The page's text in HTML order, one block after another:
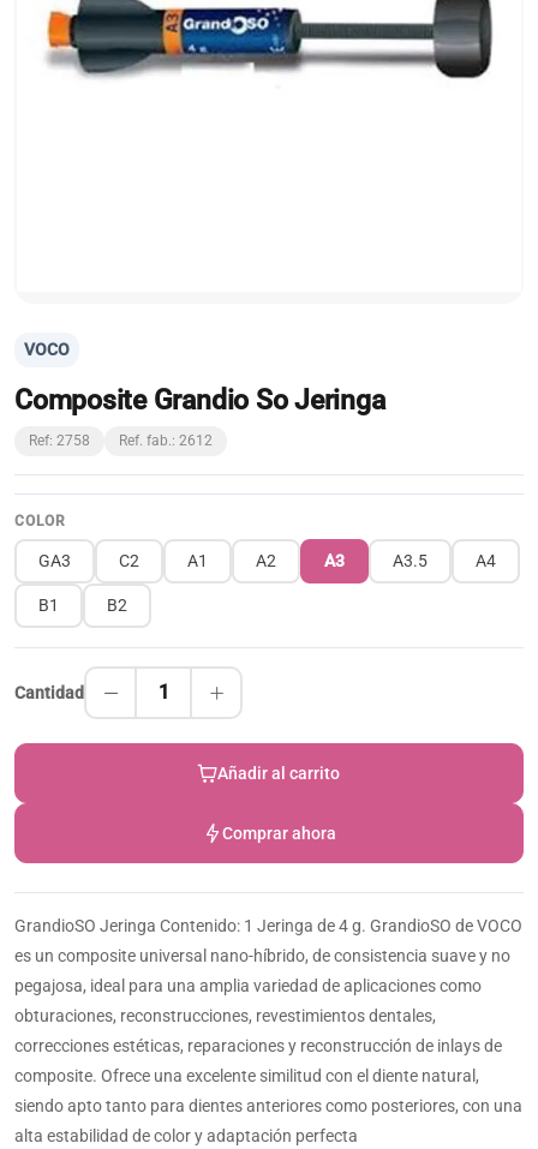
VOCO
Composite Grandio So Jeringa
Ref: 2758 Ref. fab.: 2612
COLOR
GA3 C2 A1 A2 A3 A3.5 A4
B1 B2
Cantidad 1
Añadir al carrito
Comprar ahora
GrandioSO Jeringa Contenido: 1 Jeringa de 4 g. GrandioSO de VOCO
es un composite universal nano-híbrido, de consistencia suave y no
pegajosa, ideal para una amplia variedad de aplicaciones como
obturaciones, reconstrucciones, revestimientos dentales,
correcciones estéticas, reparaciones y reconstrucción de inlays de
composite. Ofrece una excelente similitud con el diente natural,
siendo apto tanto para dientes anteriores como posteriores, con una
alta estabilidad de color y adaptación perfecta